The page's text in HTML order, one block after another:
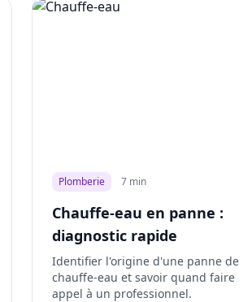
Plomberie 7 min
Chauffe-eau en panne :
diagnostic rapide
Identifier l'origine d'une panne de
chauffe-eau et savoir quand faire
appel à un professionnel.